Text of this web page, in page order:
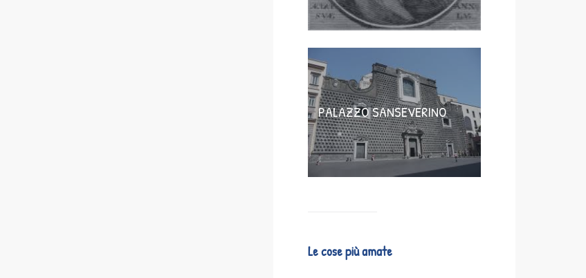
PALAZZO SANSEVERINO
Le cose più amate